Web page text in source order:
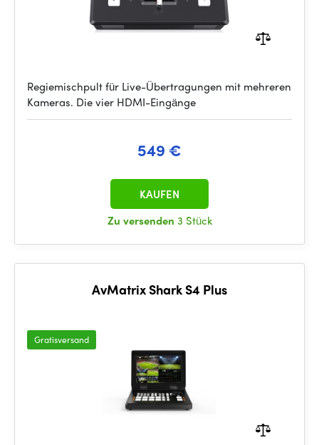
Regiemischpult für Live-Übertragungen mit mehreren
Kameras. Die vier HDMI-Eingänge
549 €
Zu versenden 3 Stück
KAUFEN
AvMatrix Shark S4 Plus
Gratisversand